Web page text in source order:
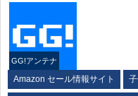
GG!アンテナ
Amazon セール情報サイト